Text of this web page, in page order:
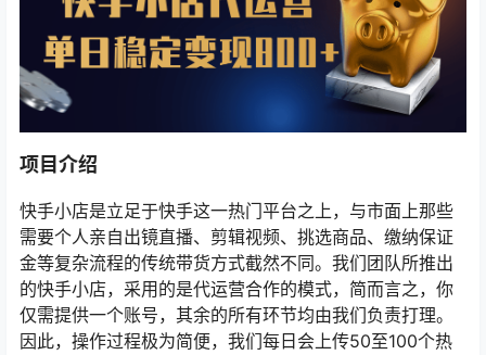
项目介绍
快手小店是立足于快手这一热门平台之上，与市面上那些
需要个人亲自出镜直播、剪辑视频、挑选商品、缴纳保证
金等复杂流程的传统带货方式截然不同。我们团队所推出
的快手小店，采用的是代运营合作的模式，简而言之，你
仅需提供一个账号，其余的所有环节均由我们负责打理。
因此，操作过程极为简便，我们每日会上传50至100个热